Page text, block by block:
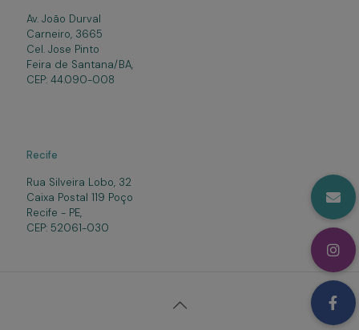
Av. João Durval
Carneiro, 3665
Cel. Jose Pinto
Feira de Santana/BA,
CEP: 44.090-008
Recife
Rua Silveira Lobo, 32
Caixa Postal 119 Poço
Recife - PE,
CEP: 52061-030